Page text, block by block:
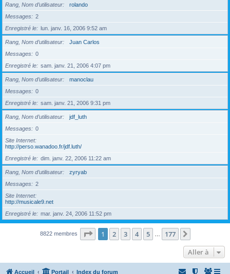
Rang, Nom d’utilisateur
rolando
Messages
2
Enregistré le
lun. janv. 16, 2006 9:52 am
Rang, Nom d’utilisateur
Juan Carlos
Messages
0
Enregistré le
sam. janv. 21, 2006 4:07 pm
Rang, Nom d’utilisateur
manoclau
Messages
0
Enregistré le
sam. janv. 21, 2006 9:31 pm
Rang, Nom d’utilisateur
jdf_luth
Messages
0
Site Internet
http://perso.wanadoo.fr/jdf.luth/
Enregistré le
dim. janv. 22, 2006 11:22 am
Rang, Nom d’utilisateur
zyryab
Messages
2
Site Internet
http://musicale9.net
Enregistré le
mar. janv. 24, 2006 11:52 pm
8822 membres Page 1sur177
1 2 3 4 5 177
Aller à
Accueil Portail Index du forum